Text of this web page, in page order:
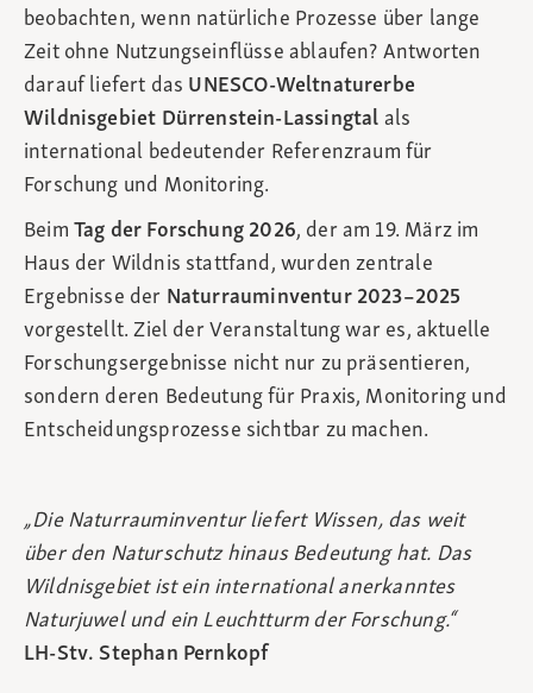
beobachten, wenn natürliche Prozesse über lange
Zeit ohne Nutzungseinflüsse ablaufen? Antworten
darauf liefert das UNESCO‑Weltnaturerbe
Wildnisgebiet Dürrenstein‑Lassingtal als
international bedeutender Referenzraum für
Forschung und Monitoring.
Beim Tag der Forschung 2026, der am 19. März im
Haus der Wildnis stattfand, wurden zentrale
Ergebnisse der Naturrauminventur 2023–2025
vorgestellt. Ziel der Veranstaltung war es, aktuelle
Forschungsergebnisse nicht nur zu präsentieren,
sondern deren Bedeutung für Praxis, Monitoring und
Entscheidungsprozesse sichtbar zu machen.
„Die Naturrauminventur liefert Wissen, das weit
über den Naturschutz hinaus Bedeutung hat. Das
Wildnisgebiet ist ein international anerkanntes
Naturjuwel und ein Leuchtturm der Forschung.“
LH‑Stv. Stephan Pernkopf